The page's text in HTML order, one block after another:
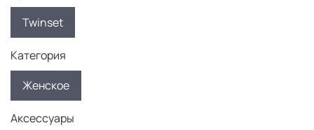
Twinset
Категория
Женское
Аксессуары